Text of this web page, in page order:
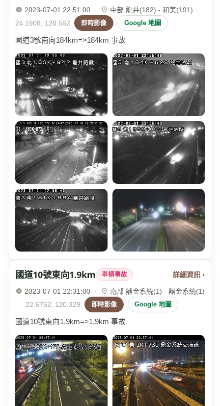
2023-07-01 22:51:00 · 中部 龍井(182) - 和美(191)
·
24.1908, 120.562
即時影像 Google 地圖
國道3號南向184km=>184km 事故
國道10號東向1.9km 車禍事故 詳細資訊 ›
2023-07-01 22:31:00 ·
南部 鼎金系統(1) - 鼎金系統(1)
·
22.6752, 120.329 即時影像 Google 地圖
國道10號東向1.9km=>1.9km 事故